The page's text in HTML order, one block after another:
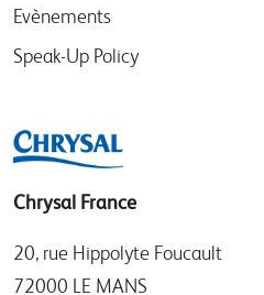
Evènements
Speak-Up Policy
Chrysal France
20, rue Hippolyte Foucault
72000 LE MANS